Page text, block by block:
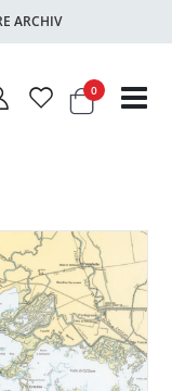
ARCHIV
Warenkorb
0Artikel